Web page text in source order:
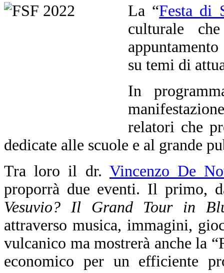
La “Festa di
culturale
su temi di
In
relatori che
dedicate alle scuole e al grande
Tra loro il dr. Vincenzo De
proporrà due eventi. Il primo,
Vesuvio? Il Grand Tour in
attraverso musica, immagini,
vulcanico ma mostrerà anche la
economico per un efficiente